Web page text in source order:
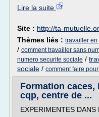
Lire la suite
Site : http://ta-
Thèmes liés : travailler en
/ comment travailler sans
numero securite sociale /
sociale / comment faire
Formation caces,
cqp, centre de ...
EXPERIMENTES